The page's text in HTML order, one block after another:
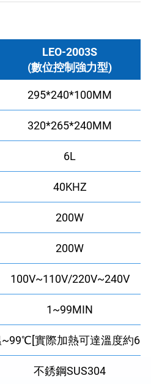
LEO-2003S
(數位控制強力型)
295*240*100MM
320*265*240MM
6L
40KHZ
200W
200W
100V~110V/220V~240V
1~99MIN
~99℃[實際加熱可達溫度約
不銹鋼SUS304